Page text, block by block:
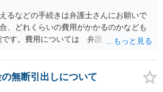
るなどの手続きは弁護士さんにお願いで
、どれくらいの費用がかかるのかなども
です。費用については 弁護士と直接面談
子のことまでごちゃごちゃ考えず、自分
ょうか ・・・お子さんの事をまで含め良
るのは当然と言えば当然のことです。 彼
無断引出しについて